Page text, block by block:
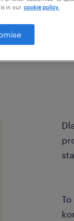
in our cookie policy.